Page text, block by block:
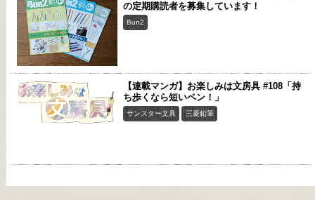
の定期購読者を募集しています！
Bun2
【連載マンガ】お楽しみは文房具 #108「持
ち歩くなら短いペン！」
サンスター文具 三菱鉛筆